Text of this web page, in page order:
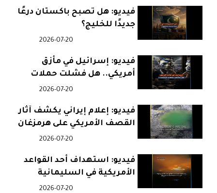
فيديو: هل تصبح باكستان درعًا
جديدًا للخليج؟
2026-07-20
فيديو: إسرائيل في مأزق
أمريكي.. هل فشلت حملات
2026-07-20
فيديو: إعلام إيراني يكشف آثار
القصف الأمريكي على هرمزغان
2026-07-20
فيديو: استهداف أحد القواعد
الأمريكية في السليمانية
2026-07-20